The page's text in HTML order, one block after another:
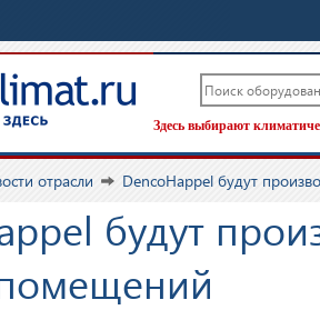
Здесь выбирают
отрасли DencoHappel будут
будут